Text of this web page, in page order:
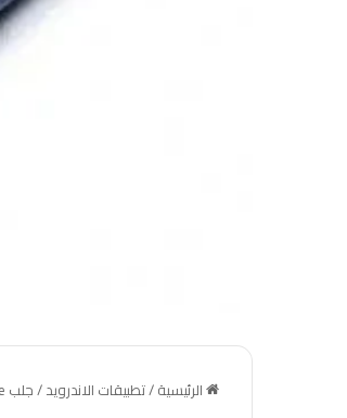
الرئيسية/تطبيقات الاندرويد/جلب S-Voice الى كل هواتف الاندرويد